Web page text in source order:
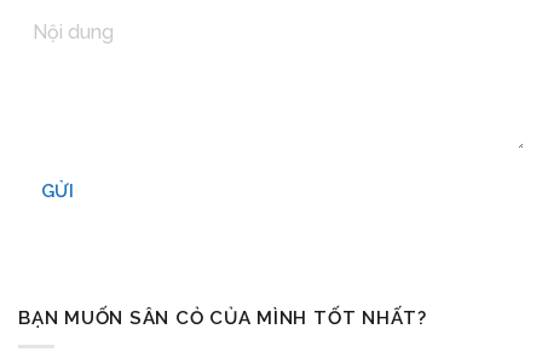
GỬI
BẠN MUỐN SÂN CỎ CỦA MÌNH TỐT NHẤT?